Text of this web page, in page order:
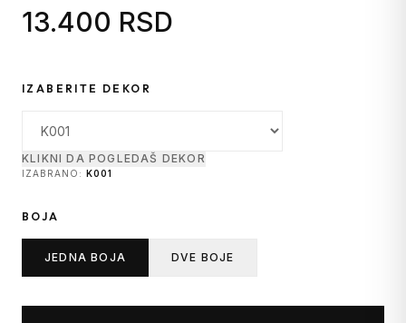
13.400 RSD
IZABERITE DEKOR
KLIKNI DA POGLEDAŠ DEKOR
IZABRANO: K001
BOJA
JEDNA BOJA DVE BOJE